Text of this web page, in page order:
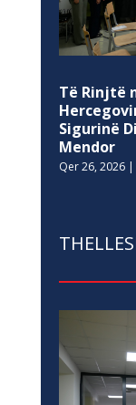
Të Rinjtë
Sigurinë
Mendor
Qer 26, 2026|